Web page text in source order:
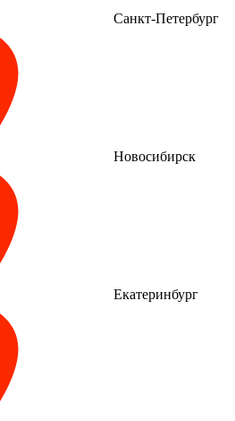
Санкт-Петербург
Новосибирск
Екатеринбург